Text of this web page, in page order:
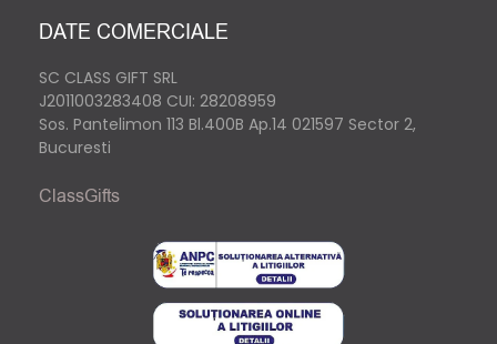
DATE COMERCIALE
SC CLASS GIFT SRL
J2011003283408 CUI: 28208959
Sos. Pantelimon 113 Bl.400B Ap.14 021597 Sector 2,
Bucuresti
ClassGifts